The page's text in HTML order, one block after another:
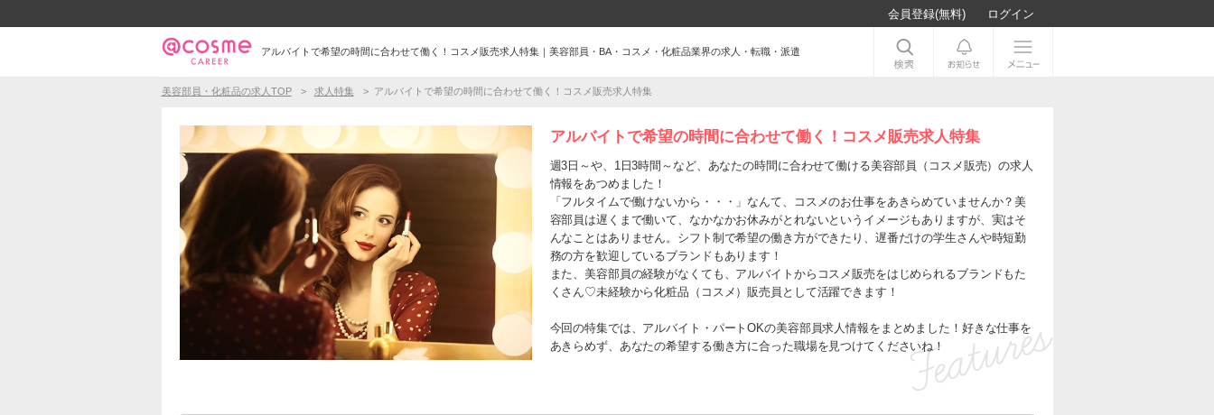
会員登録(無料) ログイン
アルバイトで希望の時間に合わせて働く！コスメ販売求人特集｜美容部員・BA・コスメ・化粧品業界の求人・転職・派遣
美容部員・化粧品の求人TOP 求人特集 アルバイトで希望の時間に合わせて働く！コスメ販売求人特集
アルバイトで希望の時間に合わせて働く！コスメ販売求人特集
週3日～や、1日3時間～など、あなたの時間に合わせて働ける美容部員（コスメ販売）の求人
情報をあつめました！
「フルタイムで働けないから・・・」なんて、コスメのお仕事をあきらめていませんか？美
容部員は遅くまで働いて、なかなかお休みがとれないというイメージもありますが、実はそ
んなことはありません。シフト制で希望の働き方ができたり、遅番だけの学生さんや時短勤
務の方を歓迎しているブランドもあります！
また、美容部員の経験がなくても、アルバイトからコスメ販売をはじめられるブランドもた
くさん♡未経験から化粧品（コスメ）販売員として活躍できます！
今回の特集では、アルバイト・パートOKの美容部員求人情報をまとめました！好きな仕事を
あきらめず、あなたの希望する働き方に合った職場を見つけてくださいね！